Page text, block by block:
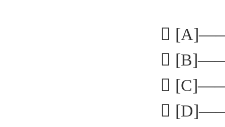


 [C]——
